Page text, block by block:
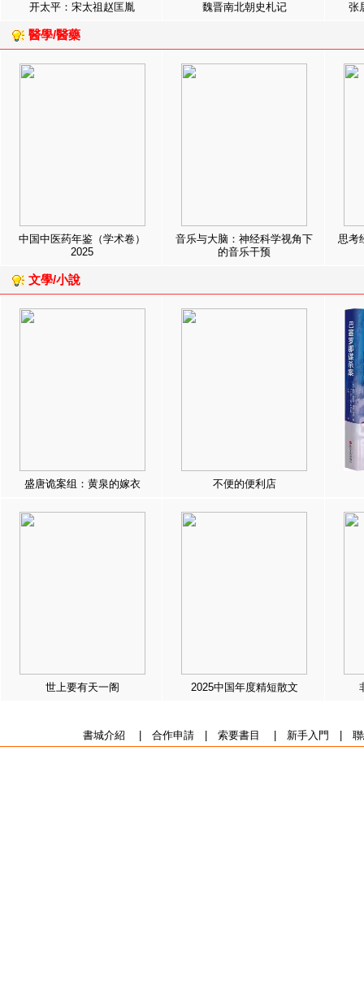
开太平：宋太祖赵匡胤 魏晋南北朝史札记 张
醫學/醫藥
中国中医药年鉴（学术卷）
2025
音乐与大脑：神经科学视角下
的音乐干预
思考
文學/小說
盛唐诡案组：黄泉的嫁衣 不便的便利店
世上要有天一阁 2025中国年度精短散文
書城介紹 合作申請| 索要書目 新手入門